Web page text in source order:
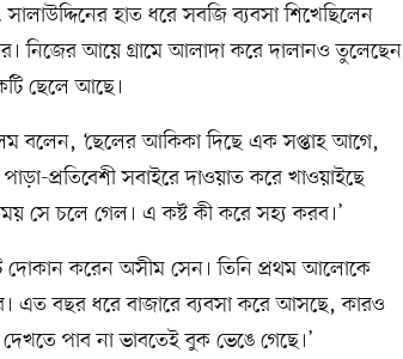
হাত ধরে সবজি ব্যবসা শিখেছিলেন
নিজের আয়ে গ্রামে আলাদা করে দালানও তুলেছেন
ছেলে আছে।
বলেন, ‘ছেলের আকিকা দিছে এক সপ্তাহ আগে,
প্রতিবেশী সবাইরে দাওয়াত করে খাওয়াইছে
সে চলে গেল। এ কষ্ট কী করে সহ্য করব।’
দোকান করেন অসীম সেন। তিনি প্রথম আলোকে
এত বছর ধরে বাজারে ব্যবসা করে আসছে, কারও
পাব না ভাবতেই বুক ভেঙে গেছে।’